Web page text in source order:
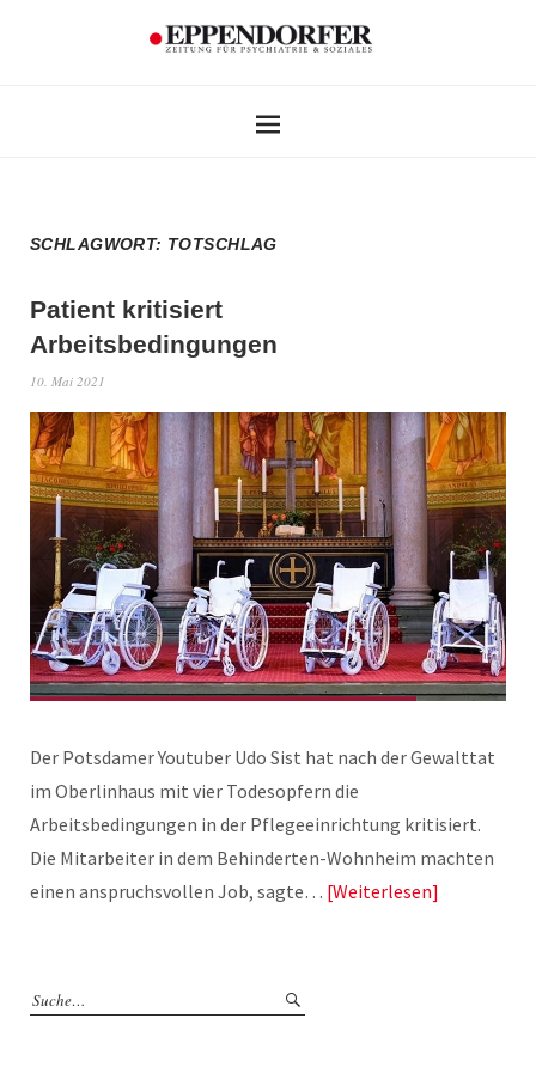
SCHLAGWORT: TOTSCHLAG
Patient kritisiert
Arbeitsbedingungen
10. Mai 2021
Der Potsdamer Youtuber Udo Sist hat nach der Gewalttat
im Oberlinhaus mit vier Todesopfern die
Arbeitsbedingungen in der Pflegeeinrichtung kritisiert.
Die Mitarbeiter in dem Behinderten-Wohnheim machten
einen anspruchsvollen Job, sagte… Weiterlesen